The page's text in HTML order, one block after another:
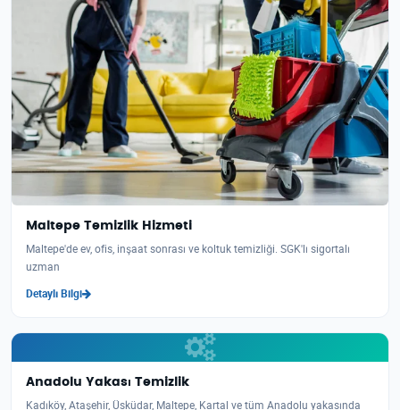
Maltepe Temizlik Hizmeti
Maltepe'de ev, ofis, inşaat sonrası ve koltuk temizliği. SGK'lı sigortalı
uzman
Detaylı Bilgi
Anadolu Yakası Temizlik
Kadıköy, Ataşehir, Üsküdar, Maltepe, Kartal ve tüm Anadolu yakasında